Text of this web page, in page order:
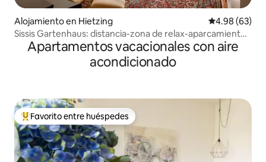
Alojamiento en Hietzing Calificación
4.98 (63)
Sissis Gartenhaus: distancia-zona de relax-aparcamiento
techado
Apartamentos vacacionales con aire
acondicionado
Favorito entre huéspedes preferido
Favorito entre huéspedes